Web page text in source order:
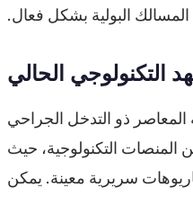
البولية بشكل فعال.
التكنولوجي الحالي
المعاصر ذو التدخل الجراحي
التكنولوجية، حيث
سريرية معينة. يمكن